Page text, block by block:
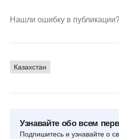
Нашли ошибку в
Казахстан
Узнавайте обо всем
Подпишитесь и узнавайте о